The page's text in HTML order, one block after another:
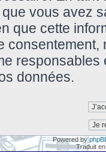
vous avez
que cette
données.
Powered by
Traduit